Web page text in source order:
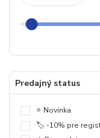
Predajný status
⭐️ Novinka
🏷️ -10% pre